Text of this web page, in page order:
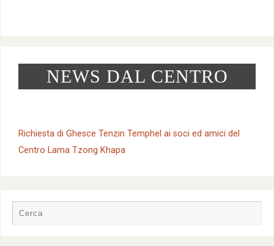
NEWS DAL CENTRO
Richiesta di Ghesce Tenzin Temphel ai soci ed amici del
Centro Lama Tzong Khapa